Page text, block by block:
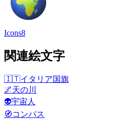
Icons8
関連絵文字
🇮🇹イタリア国旗
🌌天の川
👽宇宙人
🧭コンパス